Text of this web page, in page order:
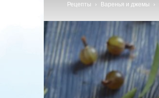
Рецепты Варенья и джемы